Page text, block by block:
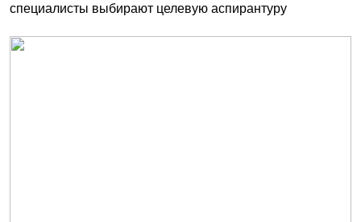
специалисты выбирают целевую аспирантуру